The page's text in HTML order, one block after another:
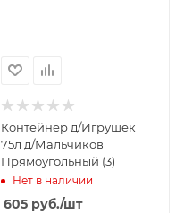
Контейнер д/Игрушек
75л д/Мальчиков
Прямоугольный (3)
Нет в наличии
605руб./шт